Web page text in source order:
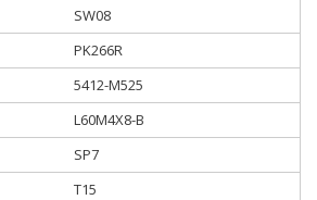
SW08
PK266R
5412-M525
L60M4X8-B
SP7
T15